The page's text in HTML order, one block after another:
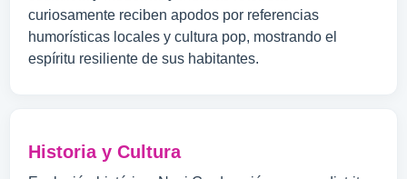
curiosamente reciben apodos por referencias
humorísticas locales y cultura pop, mostrando el
espíritu resiliente de sus habitantes.
Historia y Cultura